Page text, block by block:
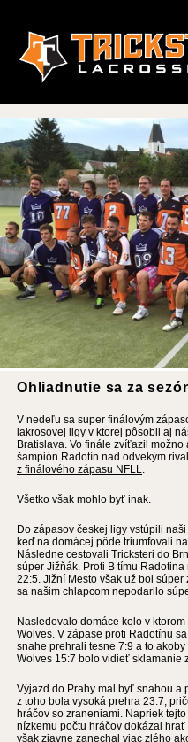
Ohliadnutie sa za
V nedeľu sa super finálovým
lakrosovej ligy v ktorej pôsobil aj
Bratislava. Vo finále zvíťazil
šampión Radotín nad odvekým
z finálového zápasu NFLL.
Všetko však mohlo byť inak.
Do zápasov českej ligy vstúpili
keď na domácej pôde triumfovali
Následne cestovali Tricksteri do
súper Jižňák. Proti B tímu
22:5. Jižní Mesto však už bol
sa našim chlapcom nepodarilo
Nasledovalo domáce kolo v
Wolves. V zápase proti Radotínu
snahe prehrali tesne 7:9 a to
Wolves 15:7 bolo vidieť sklamanie
Výjazd do Prahy mal byť snahou a
z toho bola vysoká prehra 23:7,
hráčov so zraneniami. Napriek
nízkemu počtu hráčov dokázal
však zjavne zanechal viac zlého